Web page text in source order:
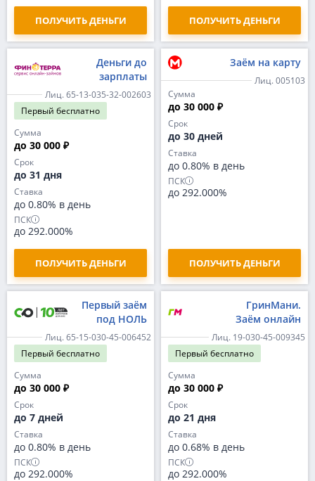
ПОЛУЧИТЬ ДЕНЬГИ ПОЛУЧИТЬ ДЕНЬГИ
Деньги до
зарплаты
Лиц. 65-13-035-32-002603
Первый бесплатно
Сумма
до 30 000 ₽
Срок
до 31 дня
Ставка
до 0.80% в день
ПСК
до 292.000%
ПОЛУЧИТЬ ДЕНЬГИ
Заём на карту
Лиц. 005103
Сумма
до 30 000 ₽
Срок
до 30 дней
Ставка
до 0.80% в день
ПСК
до 292.000%
ПОЛУЧИТЬ ДЕНЬГИ
Первый заём
под НОЛЬ
Лиц. 65-15-030-45-006452
Первый бесплатно
Сумма
до 30 000 ₽
Срок
до 7 дней
Ставка
до 0.80% в день
ПСК
до 292.000%
ГринМани.
Заём онлайн
Лиц. 19-030-45-009345
Первый бесплатно
Сумма
до 30 000 ₽
Срок
до 21 дня
Ставка
до 0.68% в день
ПСК
до 292.000%